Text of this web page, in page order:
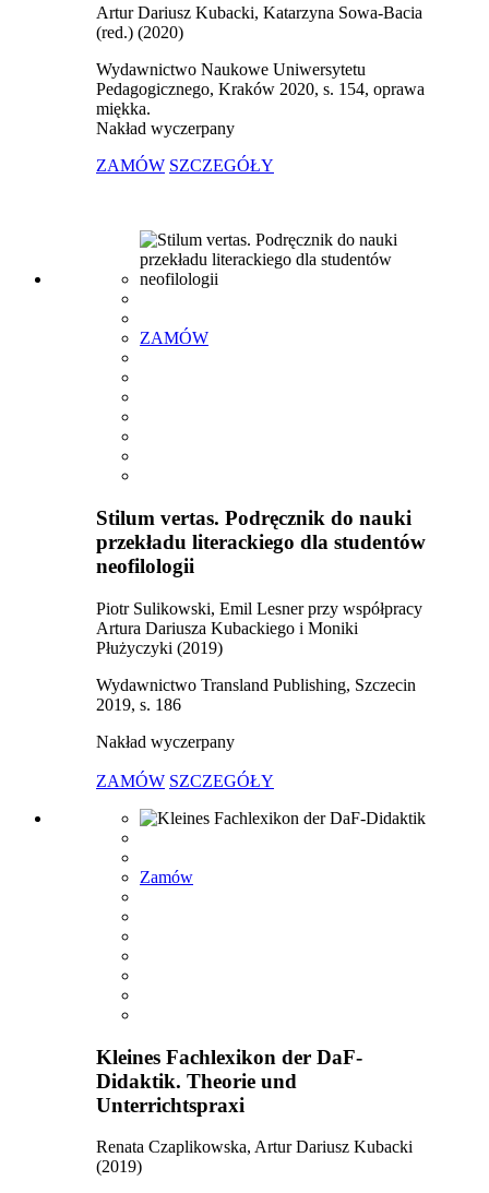
Artur Dariusz Kubacki, Katarzyna Sowa-Bacia
(red.) (2020)
Wydawnictwo Naukowe Uniwersytetu
Pedagogicznego, Kraków 2020, s. 154, oprawa
miękka.
Nakład wyczerpany
ZAMÓW SZCZEGÓŁY
ZAMÓW
Stilum vertas. Podręcznik do nauki
przekładu literackiego dla studentów
neofilologii
Piotr Sulikowski, Emil Lesner przy współpracy
Artura Dariusza Kubackiego i Moniki
Płużyczyki (2019)
Wydawnictwo Transland Publishing, Szczecin
2019, s. 186
Nakład wyczerpany
ZAMÓW SZCZEGÓŁY
Zamów
Kleines Fachlexikon der DaF-
Didaktik. Theorie und
Unterrichtspraxi
Renata Czaplikowska, Artur Dariusz Kubacki
(2019)